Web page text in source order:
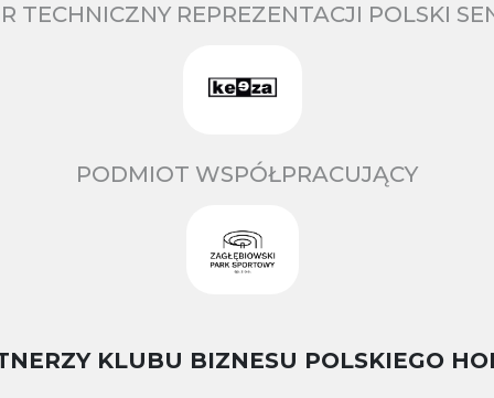
TECHNICZNY REPREZENTACJI POLSKI
PODMIOT WSPÓŁPRACUJĄCY
KLUBU BIZNESU POLSKIEGO